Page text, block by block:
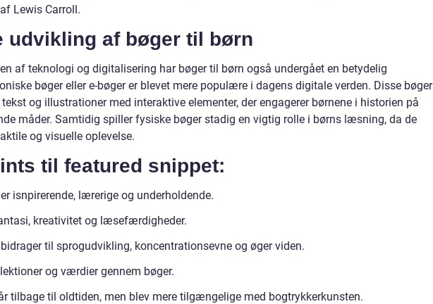
Lewis Carroll.
udvikling af bøger til børn
af teknologi og digitalisering har bøger til børn også undergået en betydelig
bøger eller e-bøger er blevet mere populære i dagens digitale verden. Disse bøger
og illustrationer med interaktive elementer, der engagerer børnene i historien på
måder. Samtidig spiller fysiske bøger stadig en vigtig rolle i børns læsning, da de
og visuelle oplevelse.
til featured snippet:
isnpirerende, lærerige og underholdende.
kreativitet og læsefærdigheder.
til sprogudvikling, koncentrationsevne og øger viden.
og værdier gennem bøger.
tilbage til oldtiden, men blev mere tilgængelige med bogtrykkerkunsten.